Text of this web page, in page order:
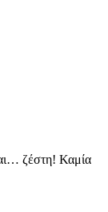
ζέστη! Καμία